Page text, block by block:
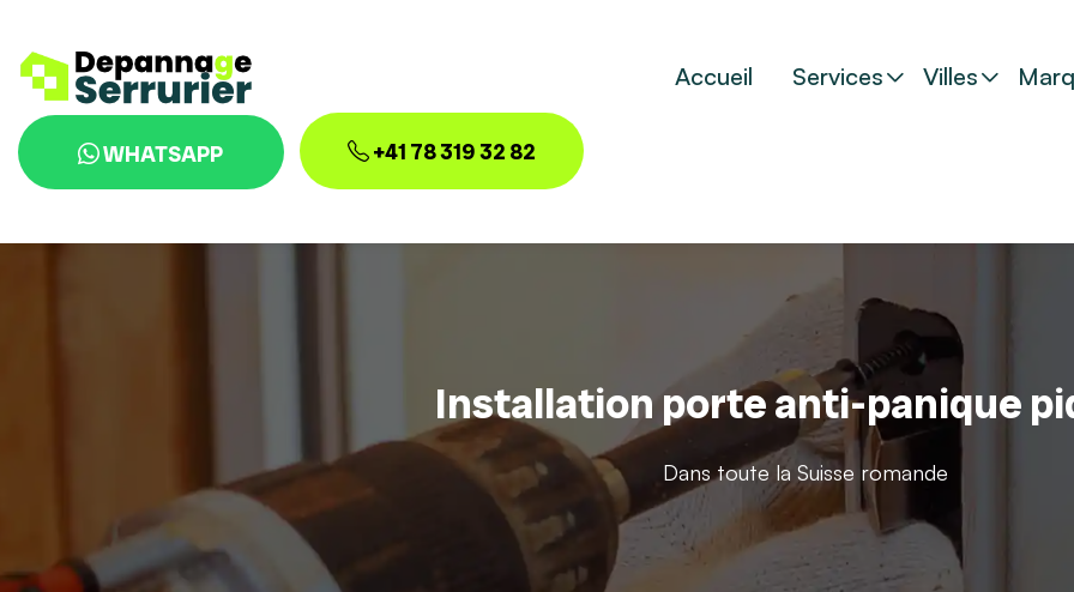
Accueil Services Villes
WHATSAPP +41 78 319 32 82
Installation porte anti-panique
Dans toute la Suisse romande